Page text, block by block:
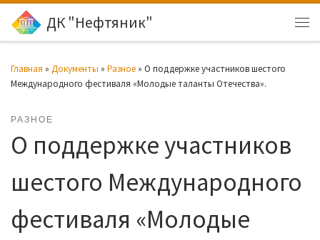
Перейти к содержимому
ДК "Нефтяник"
Главная » Документы » Разное » О поддержке участников шестого
Международного фестиваля «Молодые таланты Отечества».
РАЗНОЕ
О поддержке участников
шестого Международного
фестиваля «Молодые